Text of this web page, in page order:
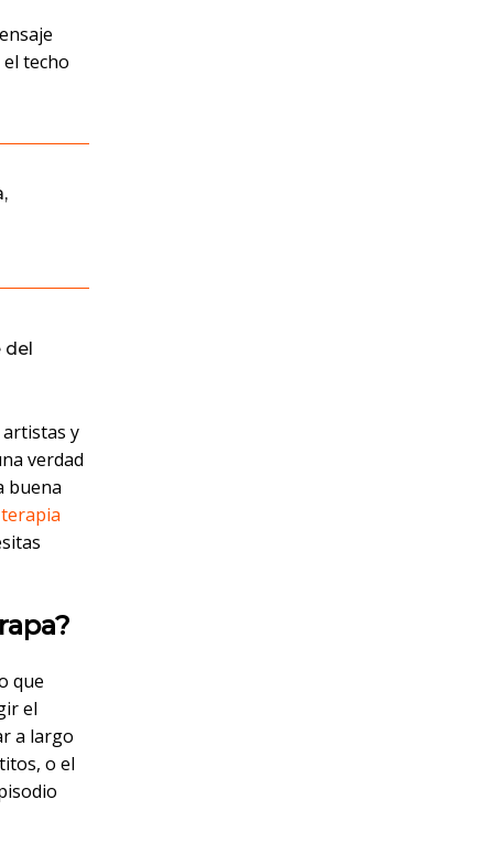
techo
del
y
verdad
buena
que
el
a largo
o el